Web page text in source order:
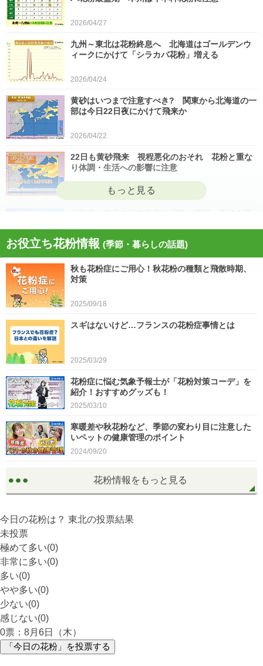
2026/04/27
九州～東北は花粉終息へ 北海道はゴールデンウ
ィークにかけて「シラカバ花粉」増える
2026/04/24
黄砂はいつまで注意すべき? 関東から北海道の一
部は今日22日夜にかけて飛来か
2026/04/22
22日も黄砂飛来 視程悪化のおそれ 花粉と重な
り体調・生活への影響に注意
2026/04/21
今日21日は黄砂が広く飛来 花粉とのダブル影響
に注意 症状悪化や洗濯物など対策を
2026/04/21
スギ、ヒノキ花粉シーズン終了へ 東京の飛散量
お役立ち花粉情報 (季節・暮らしの話題)
秋も花粉症にご用心！秋花粉の種類と飛散時期、
対策
2025/09/18
スギはないけど…フランスの花粉症事情とは
2025/03/29
花粉症に悩む気象予報士が「花粉対策コーデ」を
紹介！おすすめグッズも！
2025/03/10
寒暖差や秋花粉など、季節の変わり目に注意した
いペットの健康管理のポイント
2024/09/20
花粉情報をもっと見る
今日の花粉は？ 東北の投票結果
未投票
極めて多い(0)
非常に多い(0)
多い(0)
やや多い(0)
少ない(0)
感じない(0)
0票：8月6日（木）
「今日の花粉」を投票する